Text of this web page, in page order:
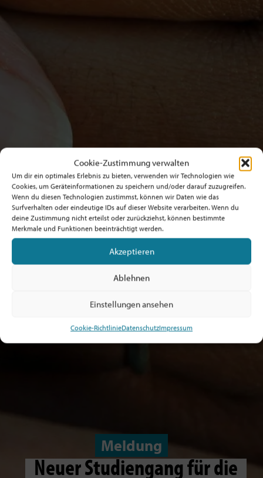
Cookie-Zustimmung verwalten
Um dir ein optimales Erlebnis zu bieten, verwenden wir Technologien wie
Cookies, um Geräteinformationen zu speichern und/oder darauf zuzugreifen.
Wenn du diesen Technologien zustimmst, können wir Daten wie das
Surfverhalten oder eindeutige IDs auf dieser Website verarbeiten. Wenn du
deine Zustimmung nicht erteilst oder zurückziehst, können bestimmte
Merkmale und Funktionen beeinträchtigt werden.
Akzeptieren
Ablehnen
Einstellungen ansehen
Cookie-RichtlinieDatenschutzImpressum
Meldung
Neuer Studiengang für die